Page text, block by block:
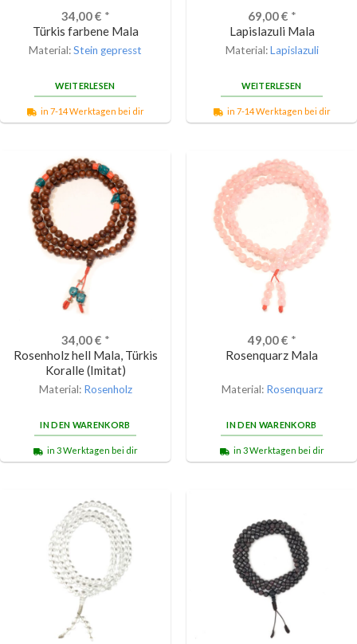
34,00€ *
Türkis farbene Mala
Material:Stein gepresst
WEITERLESEN
in 7-14 Werktagen bei dir
69,00€ *
Lapislazuli Mala
Material:Lapislazuli
WEITERLESEN
in 7-14 Werktagen bei dir
34,00€ *
Rosenholz hell Mala, Türkis
Koralle (Imitat)
Material: Rosenholz
IN DEN WARENKORB
in 3 Werktagen bei dir
49,00€ *
Rosenquarz Mala
Material: Rosenquarz
IN DEN WARENKORB
in 3 Werktagen bei dir